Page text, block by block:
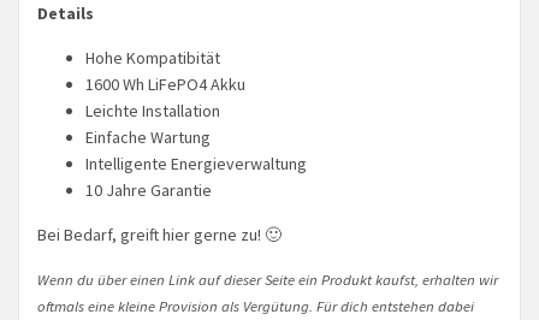
Details
Hohe Kompatibität
1600 Wh LiFePO4 Akku
Leichte Installation
Einfache Wartung
Intelligente Energieverwaltung
10 Jahre Garantie
Bei Bedarf, greift hier gerne zu! 🙂
Wenn du über einen Link auf dieser Seite ein Produkt kaufst, erhalten wir
oftmals eine kleine Provision als Vergütung. Für dich entstehen dabei